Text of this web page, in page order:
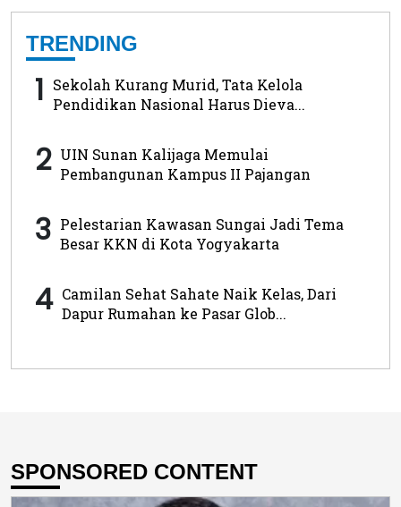
TRENDING
1 Sekolah Kurang Murid, Tata Kelola
Pendidikan Nasional Harus Dieva...
2 UIN Sunan Kalijaga Memulai
Pembangunan Kampus II Pajangan
3 Pelestarian Kawasan Sungai Jadi Tema
Besar KKN di Kota Yogyakarta
4 Camilan Sehat Sahate Naik Kelas, Dari
Dapur Rumahan ke Pasar Glob...
SPONSORED CONTENT